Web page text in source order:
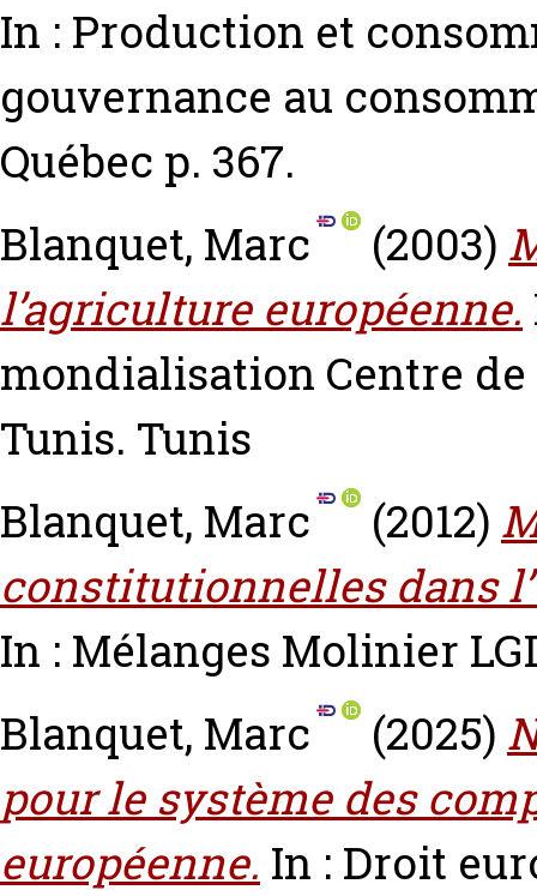
In : Production et
gouvernance au
Québec p. 367.
Blanquet, Marc
(2003)
l’agriculture européenne.
mondialisation Centre
Tunis. Tunis
Blanquet, Marc
(2012)
constitutionnelles dans
In : Mélanges Molinier
Blanquet, Marc
(2025)
pour le système des
européenne. In : Droit